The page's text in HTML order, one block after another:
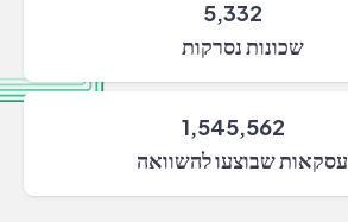
5,332
שכונות נסרקות
1,545,562
עסקאות שבוצעו להשוואה